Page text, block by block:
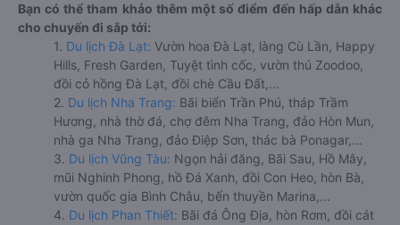
Bạn có thể tham khảo thêm một số điểm đến hấp dẫn khác
cho chuyến đi sắp tới:
1. Du lịch Đà Lạt: Vườn hoa Đà Lạt, làng Cù Lần, Happy
Hills, Fresh Garden, Tuyệt tình cốc, vườn thú Zoodoo,
đồi cỏ hồng Đà Lạt, đồi chè Cầu Đất,...
2. Du lịch Nha Trang: Bãi biển Trần Phú, tháp Trầm
Hương, nhà thờ đá, chợ đêm Nha Trang, đảo Hòn Mun,
nhà ga Nha Trang, đảo Điệp Sơn, thác bà Ponagar,...
3. Du lịch Vũng Tàu: Ngọn hải đăng, Bãi Sau, Hồ Mây,
mũi Nghinh Phong, hồ Đá Xanh, đồi Con Heo, hòn Bà,
vườn quốc gia Bình Châu, bến thuyền Marina,...
4. Du lịch Phan Thiết: Bãi đá Ông Địa, hòn Rơm, đồi cát